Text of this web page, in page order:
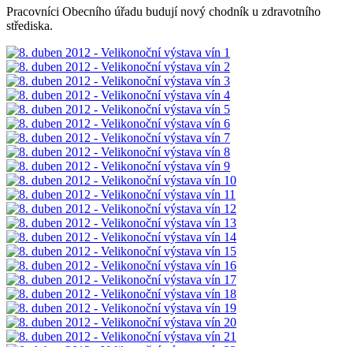
Pracovníci Obecního úřadu budují nový chodník u zdravotního
střediska.